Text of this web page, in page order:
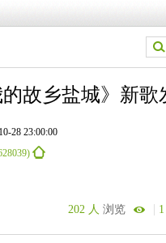
故乡盐城》新歌
28 23:00:00
202 人 浏览 |